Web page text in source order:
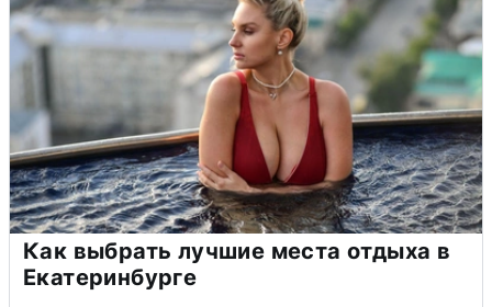
Как выбрать лучшие места отдыха в
Екатеринбурге